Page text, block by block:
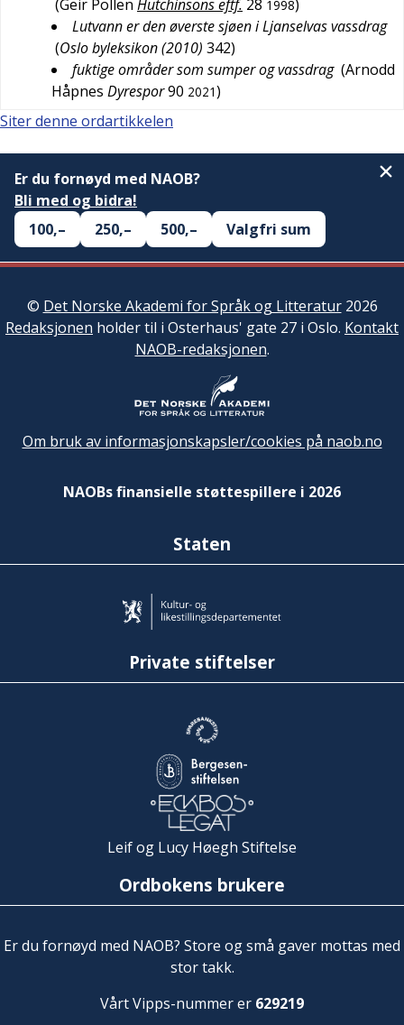
(Geir Pollen Hutchinsons eftf. 28 1998)
Lutvann er den øverste sjøen i Ljanselvas vassdrag
(Oslo byleksikon (2010) 342)
fuktige områder som sumper og vassdrag (Arnodd
Håpnes Dyrespor90 2021)
Siter denne ordartikkelen
Er du fornøyd med NAOB?
Bli med og bidra!
100,–
250,– 500,– Valgfri sum
© Det Norske Akademi for Språk og Litteratur2026
Redaksjonen holder til i Osterhaus' gate 27 i Oslo. Kontakt
NAOB-redaksjonen.
Om bruk av informasjonskapsler/cookies på naob.no
NAOBs finansielle støttespillere i 2026
Staten
Private stiftelser
Leif og Lucy Høegh Stiftelse
Ordbokens brukere
Er du fornøyd med NAOB? Store og små gaver mottas med
stor takk.
Vårt Vipps-nummer er 629219